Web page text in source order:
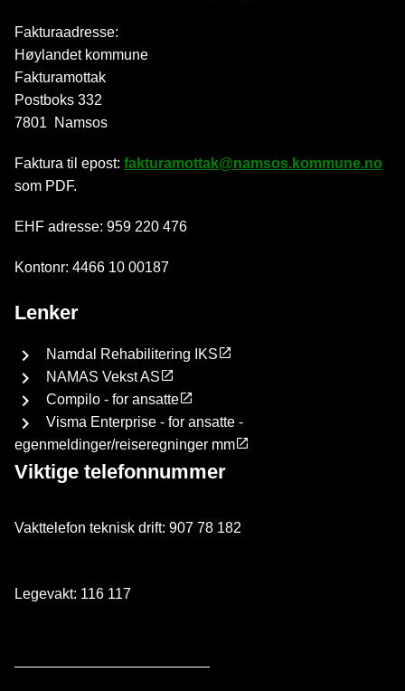
Fakturaadresse:
Høylandet kommune
Fakturamottak
Postboks 332
7801 Namsos
Faktura til epost: fakturamottak@namsos.kommune.no
som PDF.
EHF adresse: 959 220 476
Kontonr: 4466 10 00187
Lenker
Namdal Rehabilitering IKS
NAMAS Vekst AS
Compilo - for ansatte
Visma Enterprise - for ansatte -
egenmeldinger/reiseregninger mm
Viktige telefonnummer
Vakttelefon teknisk drift: 907 78 182
Legevakt: 116 117